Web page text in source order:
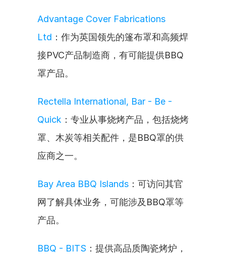
Advantage Cover Fabrications
Ltd ：作为英国领先的篷布罩和高频焊
接PVC产品制造商，有可能提供BBQ
罩产品。
Rectella International, Bar - Be -
Quick ：专业从事烧烤产品，包括烧烤
罩、木炭等相关配件，是BBQ罩的供
应商之一。
Bay Area BBQ Islands ：可访问其官
网了解具体业务，可能涉及BBQ罩等
产品。
BBQ - BITS ：提供高品质陶瓷烤炉，